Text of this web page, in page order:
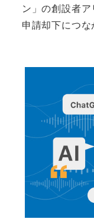
ン」の創設者
申請却下につな